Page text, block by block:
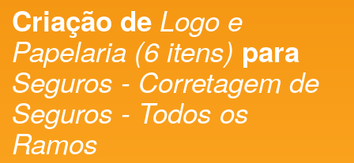
Criação de Logo e
Papelaria (6 itens) para
Seguros - Corretagem de
Seguros - Todos os
Ramos